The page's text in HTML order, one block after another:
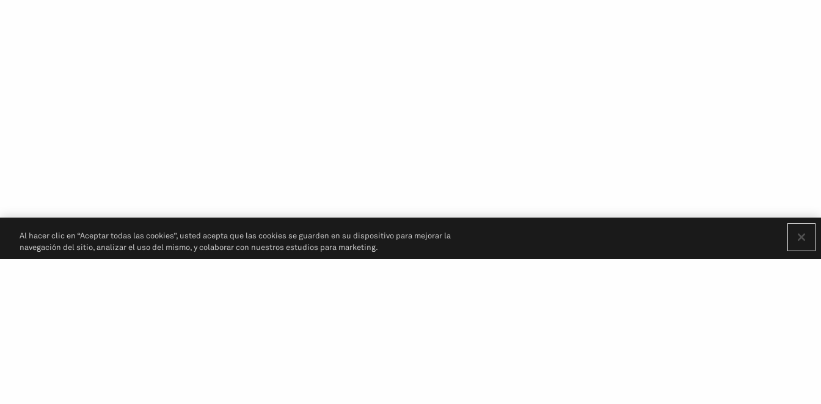
Al hacer clic en “Aceptar todas las cookies”, usted acepta que las cookies se guarden en su dispositivo para mejorar la
navegación del sitio, analizar el uso del mismo, y colaborar con nuestros estudios para marketing.